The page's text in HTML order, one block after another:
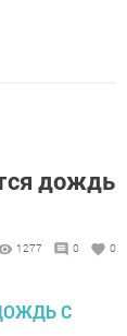
дождь
1277 0 0